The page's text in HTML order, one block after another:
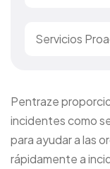
Servicios
Pentraze
incidentes como
para ayudar a las
rápidamente a